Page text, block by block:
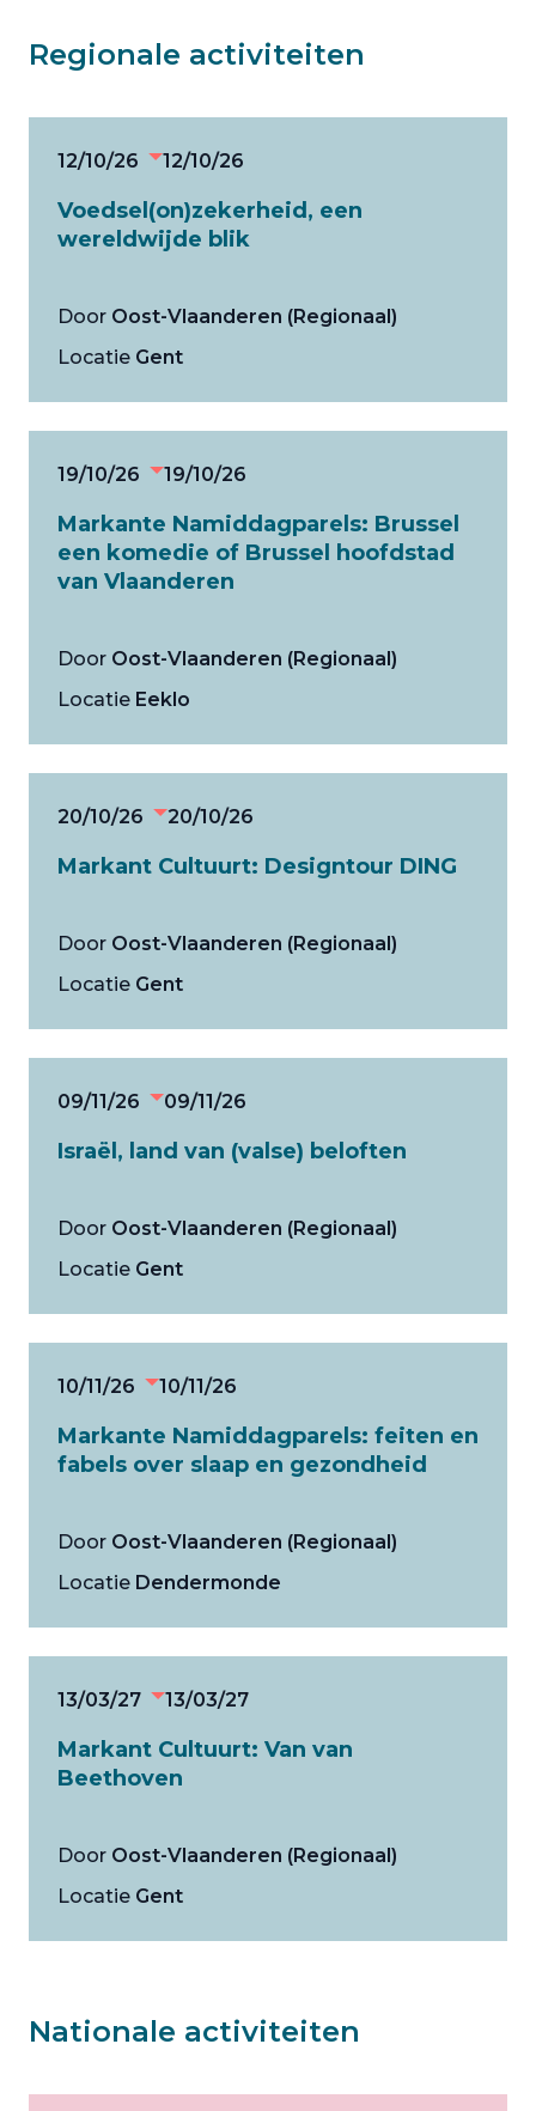
Regionale activiteiten
12/10/26 12/10/26
Voedsel(on)zekerheid, een
wereldwijde blik
Door Oost-Vlaanderen (Regionaal)
Locatie Gent
19/10/26 19/10/26
Markante Namiddagparels: Brussel
een komedie of Brussel hoofdstad
van Vlaanderen
Door Oost-Vlaanderen (Regionaal)
Locatie Eeklo
20/10/26 20/10/26
Markant Cultuurt: Designtour DING
Door Oost-Vlaanderen (Regionaal)
Locatie Gent
09/11/26 09/11/26
Israël, land van (valse) beloften
Door Oost-Vlaanderen (Regionaal)
Locatie Gent
10/11/26 10/11/26
Markante Namiddagparels: feiten en
fabels over slaap en gezondheid
Door Oost-Vlaanderen (Regionaal)
Locatie Dendermonde
13/03/27 13/03/27
Markant Cultuurt: Van van
Beethoven
Door Oost-Vlaanderen (Regionaal)
Locatie Gent
Nationale activiteiten